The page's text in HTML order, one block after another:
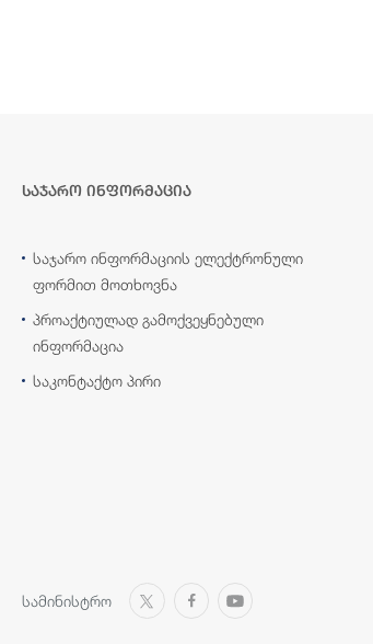
საჯარო ინფორმაცია
საჯარო ინფორმაციის ელექტრონული
ფორმით მოთხოვნა
პროაქტიულად გამოქვეყნებული
ინფორმაცია
საკონტაქტო პირი
სამინისტრო